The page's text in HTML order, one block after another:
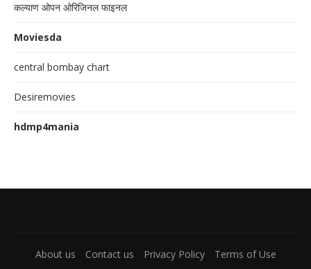
कल्याण ओपन ओरिजिनल फाइनल
Moviesda
central bombay chart
Desiremovies
hdmp4mania
About us Contact us Privacy Policy Terms of Use